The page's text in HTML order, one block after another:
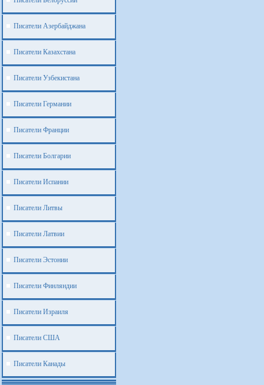
Писатели Азербайджана
Писатели Казахстана
Писатели Узбекистана
Писатели Германии
Писатели Франции
Писатели Болгарии
Писатели Испании
Писатели Литвы
Писатели Латвии
Писатели Эстонии
Писатели Финляндии
Писатели Израиля
Писатели США
Писатели Канады